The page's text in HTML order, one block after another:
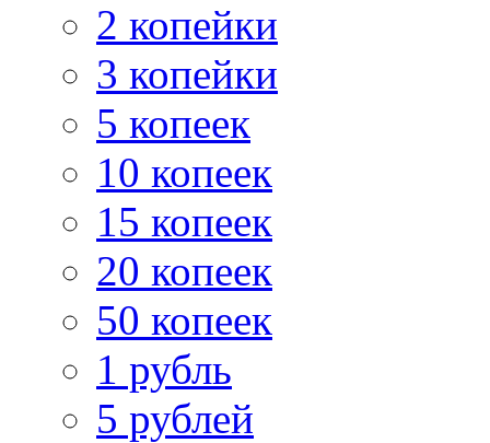
2 копейки
3 копейки
5 копеек
10 копеек
15 копеек
20 копеек
50 копеек
1 рубль
5 рублей